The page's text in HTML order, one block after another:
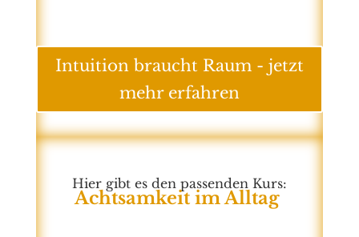
Intuition braucht Raum - jetzt
mehr erfahren
Hier gibt es den passenden Kurs:
Achtsamkeit im Alltag